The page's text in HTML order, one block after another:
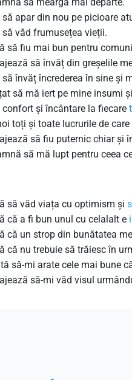
apar din nou pe picioare
văd frumusețea vieții.
să fiu mai bun pentru
să învăț din greșelile
învăț încrederea în sine și
să mă iert pe mine insumi
și încântare la fiecare
toți și toate lucrurile de
să fiu puternic chiar și
să mă lupt pentru ceea
să văd viața cu optimism și
că a fi bun unul cu celalalt e
că un strop din bunătatea
că nu trebuie să trăiesc în
să-mi arate cele mai bune
să-mi văd visul